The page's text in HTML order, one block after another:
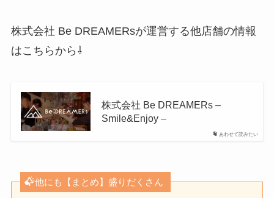
株式会社 Be DREAMERsが運営する他店舗の情報
はこちらから⇩
あわせて読みたい
株式会社 Be DREAMERs –
Smile&Enjoy –
他にも【まとめ】盛りだくさん